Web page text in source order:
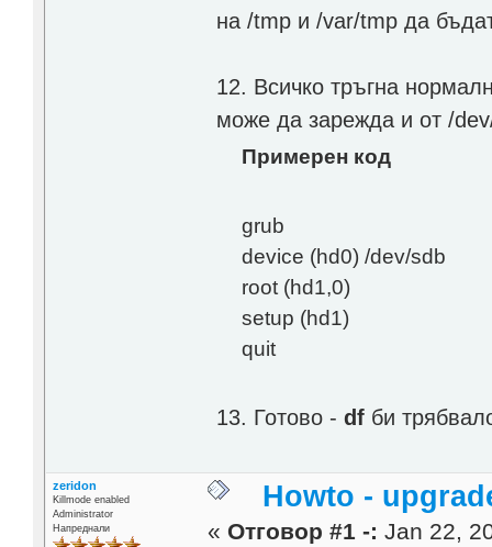
на /tmp и /var/tmp да
12. Всичко тръгна
може да зарежда и от /
Примерен код
grub
device (hd0) /dev/sdb
root (hd1,0)
setup (hd1)
quit
13. Готово -df би
zeridon
Killmode enabled
Administrator
Напреднали
Howto -
« Отговор #1 -: Jan 22,